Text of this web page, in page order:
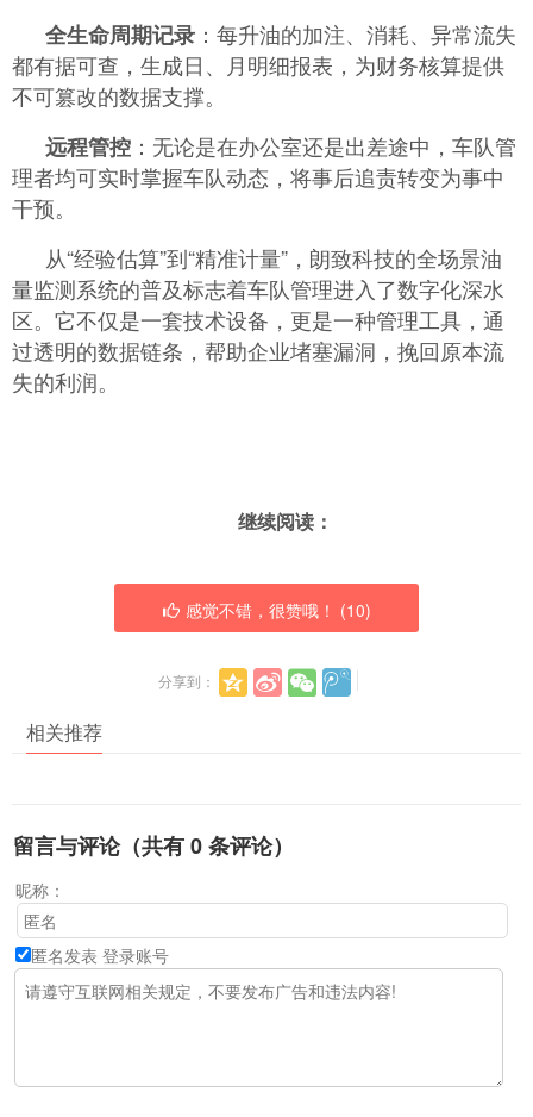
全生命周期记录 ：每升油的加注、消耗、异常流失
都有据可查，生成日、月明细报表，为财务核算提供
不可篡改的数据支撑。
远程管控 ：无论是在办公室还是出差途中，车队管
理者均可实时掌握车队动态，将事后追责转变为事中
干预。
从“经验估算”到“精准计量”，朗致科技的全场景油
量监测系统的普及标志着车队管理进入了数字化深水
区。它不仅是一套技术设备，更是一种管理工具，通
过透明的数据链条，帮助企业堵塞漏洞，挽回原本流
失的利润。
继续阅读：
感觉不错，很赞哦！ (10)
分享到：
相关推荐
留言与评论（共有0条评论）
昵称：
匿名发表 登录账号